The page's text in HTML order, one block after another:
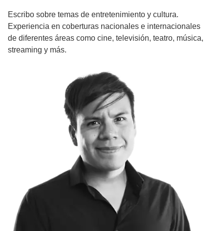
Escribo sobre temas de entretenimiento y cultura.
Experiencia en coberturas nacionales e internacionales
de diferentes áreas como cine, televisión, teatro, música,
streaming y más.